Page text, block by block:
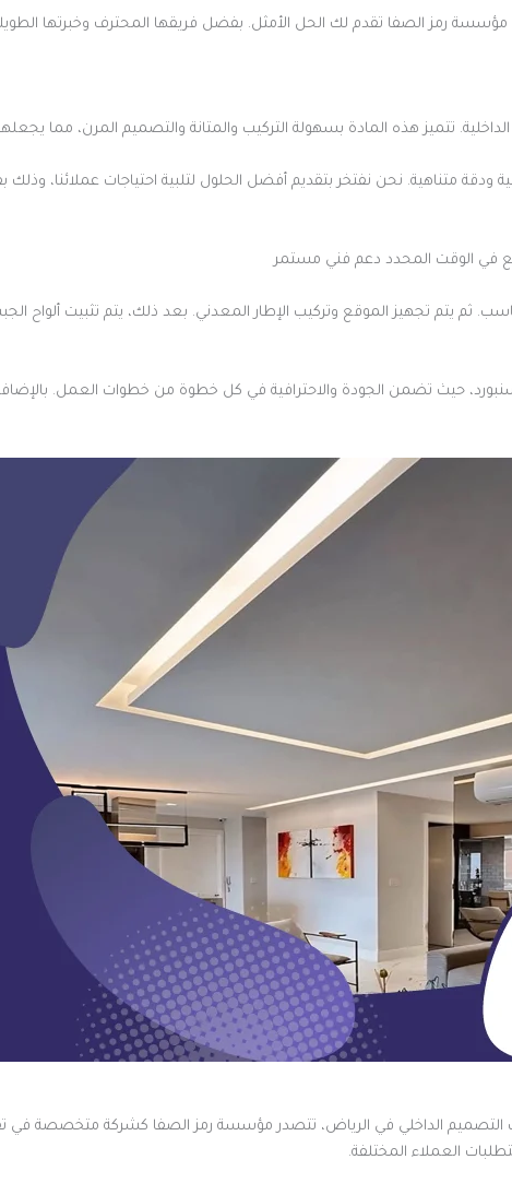
رمز الصفا تقدم لك الحل الأمثل. بفضل فريقها المحترف وخبرتها
تتميز هذه المادة بسهولة التركيب والمتانة والتصميم المرن، مما
متناهية. نحن نفتخر بتقديم أفضل الحلول لتلبية احتياجات عملائنا،
في الوقت المحدد دعم فني مستمر
ثم يتم تجهيز الموقع وتركيب الإطار المعدني. بعد ذلك، يتم تثبيت ألواح
حيث تضمن الجودة والاحترافية في كل خطوة من خطوات العمل.
التصميم الداخلي في الرياض، تتصدر مؤسسة رمز الصفا كشركة متخصصة في
العملاء المختلفة.